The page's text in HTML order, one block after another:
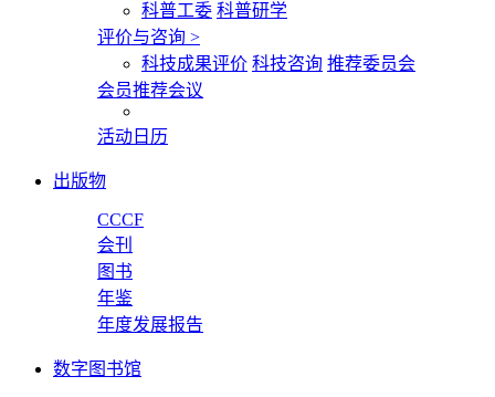
科普工委 科普研学
评价与咨询 >
科技成果评价 科技咨询 推荐委员会
会员推荐会议
活动日历
出版物
CCCF
会刊
图书
年鉴
年度发展报告
数字图书馆